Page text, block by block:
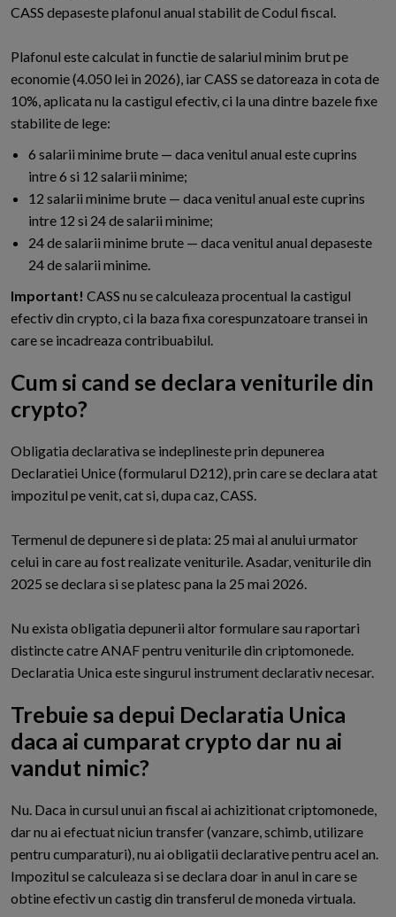
CASS depaseste plafonul anual stabilit de Codul fiscal.
Plafonul este calculat in functie de salariul minim brut pe
economie (4.050 lei in 2026), iar CASS se datoreaza in cota de
10%, aplicata nu la castigul efectiv, ci la una dintre bazele fixe
stabilite de lege:
6 salarii minime brute — daca venitul anual este cuprins
intre 6 si 12 salarii minime;
12 salarii minime brute — daca venitul anual este cuprins
intre 12 si 24 de salarii minime;
24 de salarii minime brute — daca venitul anual depaseste
24 de salarii minime.
Important! CASS nu se calculeaza procentual la castigul
efectiv din crypto, ci la baza fixa corespunzatoare transei in
care se incadreaza contribuabilul.
Cum si cand se declara veniturile din
crypto?
Obligatia declarativa se indeplineste prin depunerea
Declaratiei Unice (formularul D212), prin care se declara atat
impozitul pe venit, cat si, dupa caz, CASS.
Termenul de depunere si de plata: 25 mai al anului urmator
celui in care au fost realizate veniturile. Asadar, veniturile din
2025 se declara si se platesc pana la 25 mai 2026.
Nu exista obligatia depunerii altor formulare sau raportari
distincte catre ANAF pentru veniturile din criptomonede.
Declaratia Unica este singurul instrument declarativ necesar.
Trebuie sa depui Declaratia Unica
daca ai cumparat crypto dar nu ai
vandut nimic?
Nu. Daca in cursul unui an fiscal ai achizitionat criptomonede,
dar nu ai efectuat niciun transfer (vanzare, schimb, utilizare
pentru cumparaturi), nu ai obligatii declarative pentru acel an.
Impozitul se calculeaza si se declara doar in anul in care se
obtine efectiv un castig din transferul de moneda virtuala.